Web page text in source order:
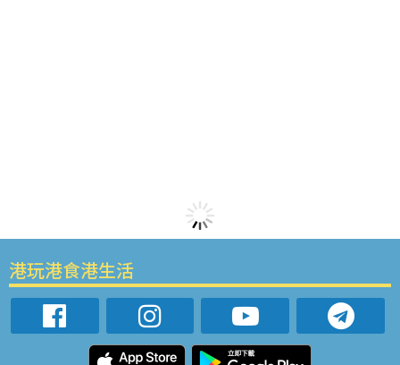
港玩港食港生活